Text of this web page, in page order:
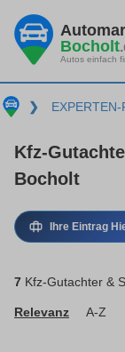
Bocholt
Autos einfach
❯ EXPERTEN-
Kfz-
Bocholt
Ihre Eintrag
7 Kfz-Gutachter &
Relevanz A-Z